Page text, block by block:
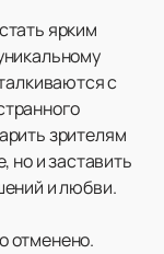
ярким
с
зрителям
но и заставить
и любви.
отменено.